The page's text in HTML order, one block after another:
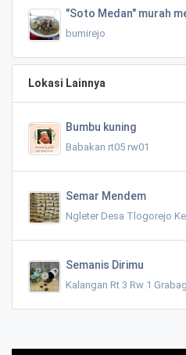
"Soto Medan" murah
bumirejo
Lokasi Lainnya
Bumbu kuning
Babakan rt05 rw01
Semar Mendem
Ngleter Desa Tlogorejo
Semanis Dirimu
Kalangan Rt 3 Rw 1